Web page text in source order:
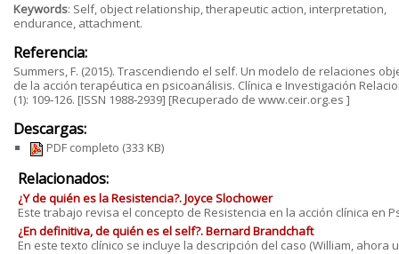
Keywords: Self, object relationship, therapeutic action, interpretation,
endurance, attachment.
Referencia:
Summers, F. (2015). Trascendiendo el self. Un modelo de relaciones
de la acción terapéutica en psicoanálisis. Clínica e Investigación
(1): 109‐126. [ISSN 1988‐2939] [Recuperado de www.ceir.org.es ]
Descargas:
PDF completo (333 KB)
Relacionados:
¿Y de quién es la Resistencia?. Joyce Slochower
Este trabajo revisa el concepto de Resistencia en la acción clínica en
¿En definitiva, de quién es el self?. Bernard Brandchaft
En este texto clínico se incluye la descripción del caso (William, ahora